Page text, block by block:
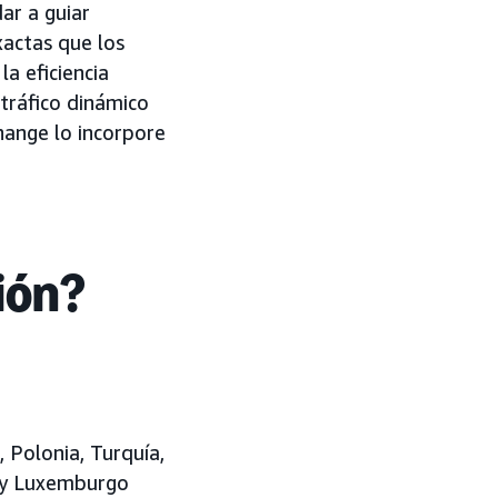
a guiar
que los
eficiencia
dinámico
lo incorpore
Polonia, Turquía,
Luxemburgo